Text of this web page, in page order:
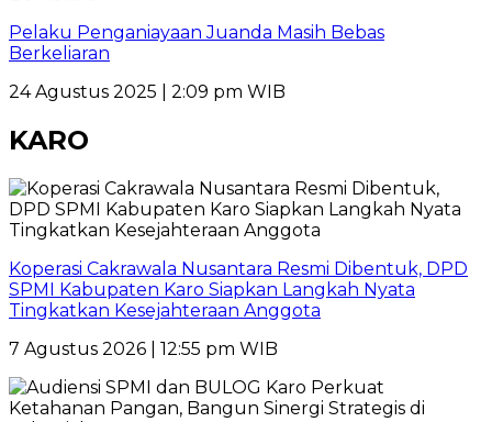
Pelaku Penganiayaan Juanda Masih Bebas
Berkeliaran
24 Agustus 2025 | 2:09 pm WIB
KARO
Koperasi Cakrawala Nusantara Resmi Dibentuk, DPD
SPMI Kabupaten Karo Siapkan Langkah Nyata
Tingkatkan Kesejahteraan Anggota
7 Agustus 2026 | 12:55 pm WIB